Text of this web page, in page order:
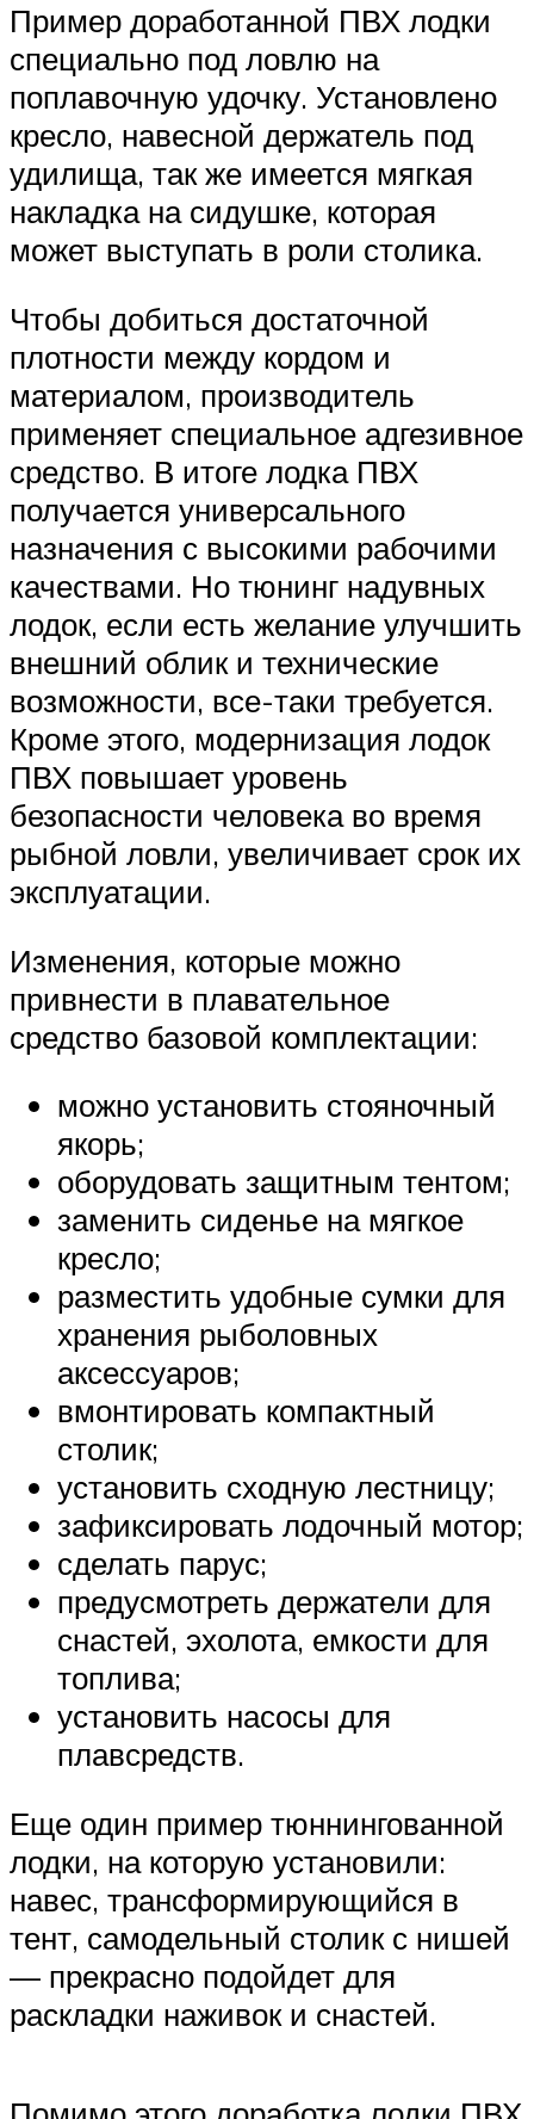
Пример доработанной ПВХ лодки
специально под ловлю на
поплавочную удочку. Установлено
кресло, навесной держатель под
удилища, так же имеется мягкая
накладка на сидушке, которая
может выступать в роли столика.
Чтобы добиться достаточной
плотности между кордом и
материалом, производитель
применяет специальное адгезивное
средство. В итоге лодка ПВХ
получается универсального
назначения с высокими рабочими
качествами. Но тюнинг надувных
лодок, если есть желание улучшить
внешний облик и технические
возможности, все-таки требуется.
Кроме этого, модернизация лодок
ПВХ повышает уровень
безопасности человека во время
рыбной ловли, увеличивает срок их
эксплуатации.
Изменения, которые можно
привнести в плавательное
средство базовой комплектации:
можно установить стояночный
якорь;
оборудовать защитным тентом;
заменить сиденье на мягкое
кресло;
разместить удобные сумки для
хранения рыболовных
аксессуаров;
вмонтировать компактный
столик;
установить сходную лестницу;
зафиксировать лодочный мотор;
сделать парус;
предусмотреть держатели для
снастей, эхолота, емкости для
топлива;
установить насосы для
плавсредств.
Еще один пример тюннингованной
лодки, на которую установили:
навес, трансформирующийся в
тент, самодельный столик с нишей
— прекрасно подойдет для
раскладки наживок и снастей.